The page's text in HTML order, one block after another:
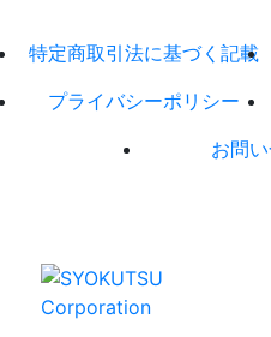
特定商取引法に基づく記載
プライバシーポリシー
お問